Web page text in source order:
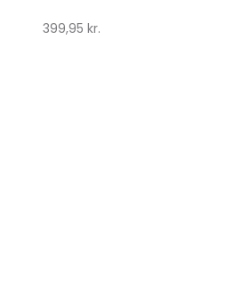
399,95 kr.